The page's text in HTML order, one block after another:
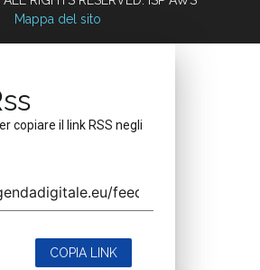
Mappa del sito
copiare il link RSS negli
COPIA LINK